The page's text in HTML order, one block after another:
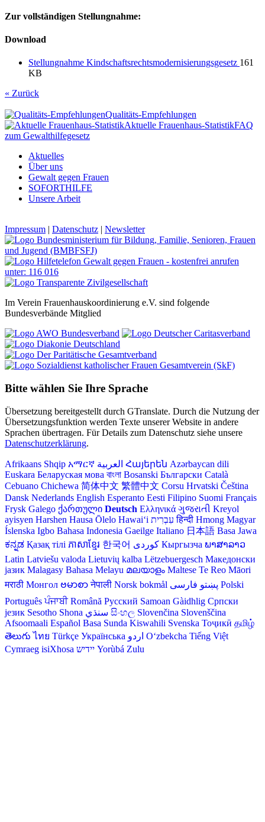
Zur vollständigen Stellungnahme:
Download
Stellungnahme Kindschaftsrechtsmodernisierungsgesetz 161
KB
« Zurück
Qualitäts-Empfehlungen
Aktuelle Frauenhaus-StatistikFAQ
zum Gewalthilfegesetz
Aktuelles
Über uns
Gewalt gegen Frauen
SOFORTHILFE
Unsere Arbeit
Impressum | Datenschutz | Newsletter
Im Verein Frauenhauskoordinierung e.V. sind folgende
Bundesverbände Mitglied
Bitte wählen Sie Ihre Sprache
Übersetzung bereitgestellt durch GTranslate. Durch die Nutzung der
Übersetzungsfunktion werden Texte unserer Website in andere
Sprachen übertragen. Für Details zum Datenschutz siehe unsere
Datenschutzerklärung.
Afrikaans Shqip አማርኛ العربية Հայերեն Azərbaycan dili
Euskara Беларуская мова বাংলা Bosanski Български Català
Cebuano Chichewa 简体中文 繁體中文 Corsu Hrvatski Čeština‎
Dansk Nederlands English Esperanto Eesti Filipino Suomi Français
Frysk Galego ქართული Deutsch Ελληνικά ગુજરાતી Kreyol
ayisyen Harshen Hausa Ōlelo Hawaiʻi עִבְרִית हिन्दी Hmong Magyar
Íslenska Igbo Bahasa Indonesia Gaeilge Italiano 日本語 Basa Jawa
ಕನ್ನಡ Қазақ тілі ភាសាខ្មែរ 한국어 Кыргызча ພາສາລາວ
Latin Latviešu valoda Lietuvių kalba Lëtzebuergesch Македонски
јазик Malagasy Bahasa Melayu മലയാളം Maltese Te Reo Māori
मराठी Монгол ဗမာစာ नेपाली Norsk bokmål پښتو فارسی
Polski
Português ਪੰਜਾਬੀ Română Русский Samoan Gàidhlig Српски
језик Sesotho Shona سنڌي සිංහල Slovenčina Slovenščina
Afsoomaali Español Basa Sunda Kiswahili Svenska Тоҷикӣ தமிழ்
తెలుగు ไทย Türkçe Українська اردو O‘zbekcha Tiếng Việt
Cymraeg isiXhosa יידיש Yorùbá Zulu